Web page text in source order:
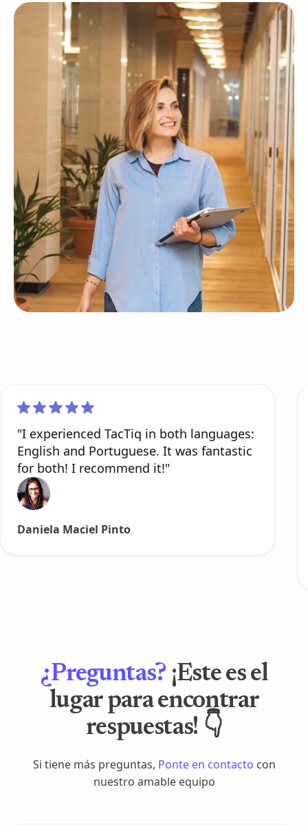
"I experienced TacTiq in both languages:
English and Portuguese. It was fantastic
for both! I recommend it!"
Daniela Maciel Pinto
¿Preguntas? ¡Este es el
lugar para encontrar
respuestas! 👇
Si tiene más preguntas, Ponte en contacto con
nuestro amable equipo